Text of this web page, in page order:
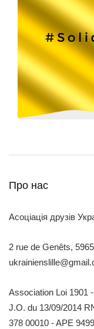
Про нас
Асоціація друзів
2 rue de Genêts,
Association Loi 1901
J.O. du 13/09/2014
378 00010 - APE